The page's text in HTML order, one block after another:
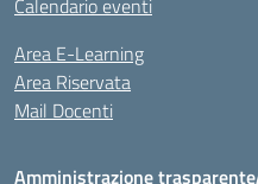
Calendario eventi
Area E-Learning
Area Riservata
Mail Docenti
Amministrazione trasparente